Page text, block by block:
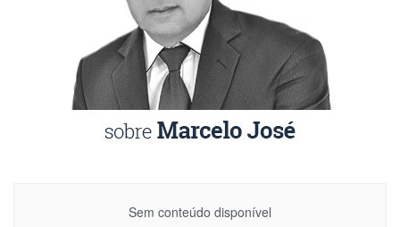
Sem conteúdo disponível